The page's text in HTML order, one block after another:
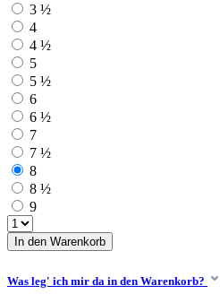
3 ½
4
4 ½
5
5 ½
6
6 ½
7
7 ½
8
8 ½
9
In den Warenkorb
Was leg' ich mir da in den Warenkorb?